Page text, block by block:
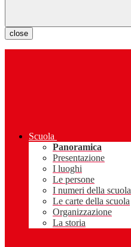
close
Scuola
Panoramica
Presentazione
I luoghi
Le persone
I numeri della scuola
Le carte della scuola
Organizzazione
La storia